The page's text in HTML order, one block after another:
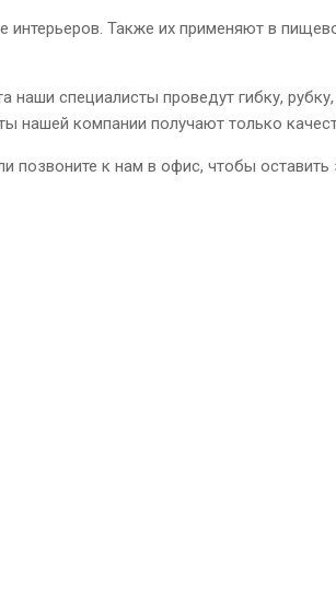
Также их применяют в
специалисты проведут гибку,
нашей компании получают только
позвоните к нам в офис, чтобы